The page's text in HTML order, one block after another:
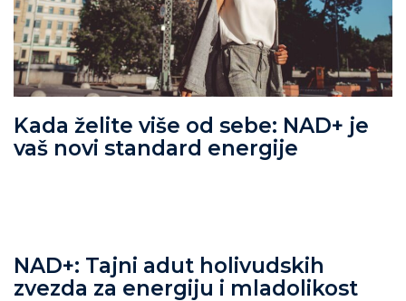
Kada želite više od sebe: NAD+ je
vaš novi standard energije
NAD+: Tajni adut holivudskih
zvezda za energiju i mladolikost